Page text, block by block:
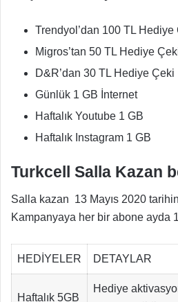
Trendyol’dan 100 TL Hediye
Migros’tan 50 TL Hediye
D&R’dan 30 TL Hediye Çeki
Günlük 1 GB İnternet
Haftalık Youtube 1 GB
Haftalık Instagram 1 GB
Turkcell Salla Kazan
Salla kazan 13 Mayıs 2020
Kampanyaya her bir abone ayda
HEDİYELER DETAYLAR
Haftalık 5GB
Hediye